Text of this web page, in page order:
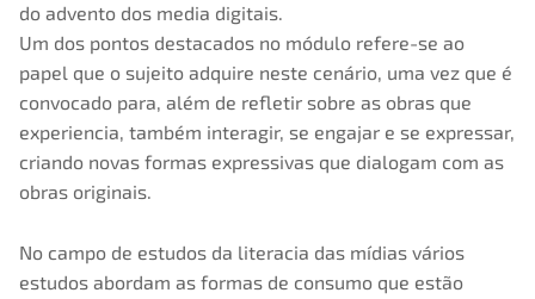
do advento dos media digitais.
Um dos pontos destacados no módulo refere-se ao
papel que o sujeito adquire neste cenário, uma vez que é
convocado para, além de refletir sobre as obras que
experiencia, também interagir, se engajar e se expressar,
criando novas formas expressivas que dialogam com as
obras originais.
No campo de estudos da literacia das mídias vários
estudos abordam as formas de consumo que estão